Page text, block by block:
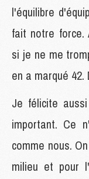
l'équilibre
fait notre force.
si je ne me
en a marqué
Je félicite
important. Ce
comme nous.
milieu et pour